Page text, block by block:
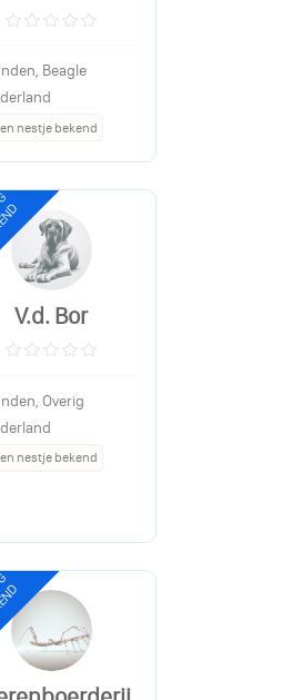
Beagle
nestje bekend
V.d. Bor
Overig
nestje bekend